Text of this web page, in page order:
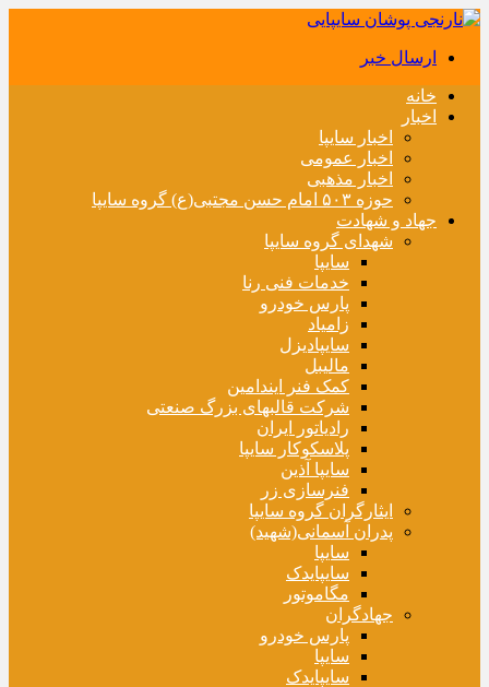
ارسال خبر
خانه
اخبار
اخبار سایپا
اخبار عمومی
اخبار مذهبی
حوزه ۵۰۳ امام حسن مجتبی(ع) گروه سایپا
جهاد و شهادت
شهدای گروه سایپا
سایپا
خدمات فنی رنا
پارس خودرو
زامیاد
سایپادیزل
مالیبل
کمک فنر ایندامین
شرکت قالبهای بزرگ صنعتی
رادیاتور ایران
پلاسکوکار سایپا
سایپا آذین
فنرسازی زر
ایثارگران گروه سایپا
پدران آسمانی(شهید)
سایپا
سایپایدک
مگاموتور
جهادگران
پارس خودرو
سایپا
سایپایدک